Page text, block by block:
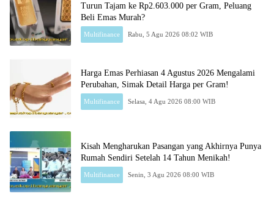
Turun Tajam ke Rp2.603.000 per Gram, Peluang
Beli Emas Murah?
Multifinance Rabu, 5 Agu 2026 08:02 WIB
Harga Emas Perhiasan 4 Agustus 2026 Mengalami
Perubahan, Simak Detail Harga per Gram!
Multifinance Selasa, 4 Agu 2026 08:00 WIB
Kisah Mengharukan Pasangan yang Akhirnya Punya
Rumah Sendiri Setelah 14 Tahun Menikah!
Multifinance Senin, 3 Agu 2026 08:00 WIB